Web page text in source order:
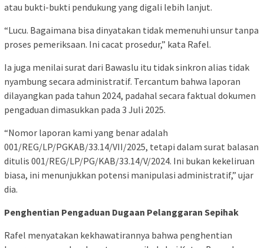
atau bukti-bukti pendukung yang digali lebih lanjut.
“Lucu. Bagaimana bisa dinyatakan tidak memenuhi unsur tanpa
proses pemeriksaan. Ini cacat prosedur,” kata Rafel.
Ia juga menilai surat dari Bawaslu itu tidak sinkron alias tidak
nyambung secara administratif. Tercantum bahwa laporan
dilayangkan pada tahun 2024, padahal secara faktual dokumen
pengaduan dimasukkan pada 3 Juli 2025.
“Nomor laporan kami yang benar adalah
001/REG/LP/PGKAB/33.14/VII/2025, tetapi dalam surat balasan
ditulis 001/REG/LP/PG/KAB/33.14/V/2024. Ini bukan kekeliruan
biasa, ini menunjukkan potensi manipulasi administratif,” ujar
dia.
Penghentian Pengaduan Dugaan Pelanggaran Sepihak
Rafel menyatakan kekhawatirannya bahwa penghentian